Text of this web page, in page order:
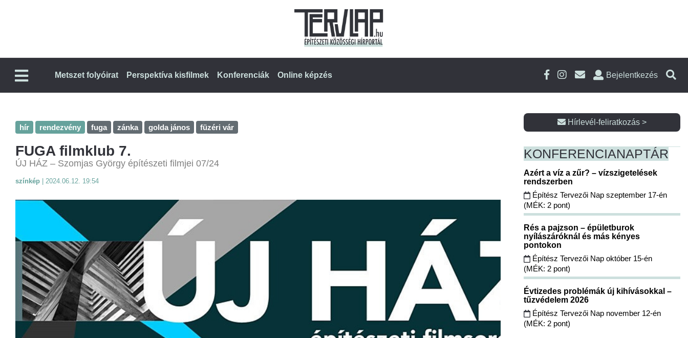
Metszet folyóirat Perspektíva kisfilmek Konferenciák Online képzés Bejelentkezés
hír rendezvény fuga zánka golda jános füzéri vár
FUGA filmklub 7.
ÚJ HÁZ – Szomjas György építészeti filmjei 07/24
színkép 2024.06.12. 19:54
Hírlevél-feliratkozás >
KONFERENCIANAPTÁR
Azért a víz a zűr? – vízszigetelések
rendszerben
Építész Tervezői Nap szeptember 17-én
(MÉK: 2 pont)
Rés a pajzson – épületburok
nyílászáróknál és más kényes
pontokon
Építész Tervezői Nap október 15-én
(MÉK: 2 pont)
Évtizedes problémák új kihívásokkal –
tűzvédelem 2026
Építész Tervezői Nap november 12-én
(MÉK: 2 pont)